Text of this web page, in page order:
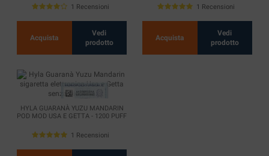
1 Recensioni
Acquista
Vedi
prodotto
1 Recensioni
Acquista
Vedi
prodotto
HYLA GUARANÀ YUZU MANDARIN
POD MOD USA E GETTA - 1200 PUFF
1 Recensioni